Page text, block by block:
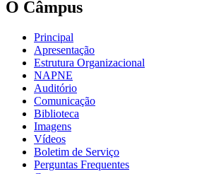
O Câmpus
Principal
Apresentação
Estrutura Organizacional
NAPNE
Auditório
Comunicação
Biblioteca
Imagens
Vídeos
Boletim de Serviço
Perguntas Frequentes